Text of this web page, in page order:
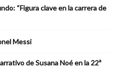
“Figura clave en la carrera de
Messi
de Susana Noé en la 22ª